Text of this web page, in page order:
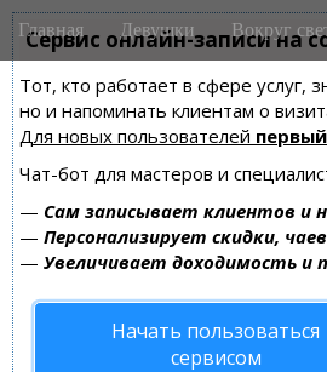
Сервис онлайн-записи на
Тот, кто работает в сфере услуг,
но и напоминать клиентам о
Для новых пользователей
Чат-бот для мастеров и
— Сам записывает клиентов и
— Персонализирует скидки,
— Увеличивает доходимость
Начать пользоваться
сервисом
M
a
n
m
e
n
u
i
Главная Девушки Вокруг